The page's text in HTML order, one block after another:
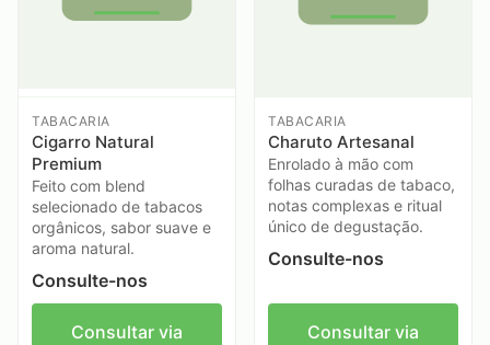
TABACARIA
Cigarro Natural
Premium
Feito com blend
selecionado de tabacos
orgânicos, sabor suave e
aroma natural.
Consulte-nos
Consultar via
TABACARIA
Charuto Artesanal
Enrolado à mão com
folhas curadas de tabaco,
notas complexas e ritual
único de degustação.
Consulte-nos
Consultar via